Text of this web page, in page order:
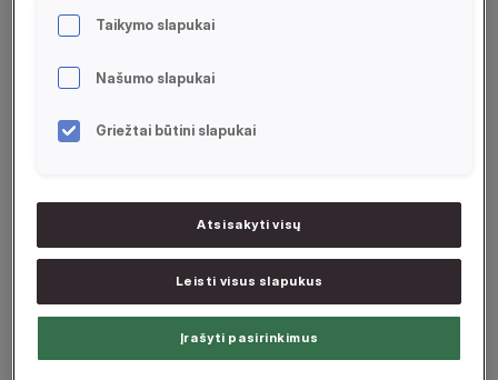
vyrams, 60 tabl.
Imunitetui
Protinei veiklai
Aukštos kokybės Danijos ekspertų sukurtas 22 vitaminų ir
Livol produktai pagaminti taikant pažangią EC
specialiu sluoksniu, kuris apsaugo nuo skrandžio rūgšties
Taikymo slapukai
Našumo slapukai
Griežtai būtini slapukai
Atsisakyti visų
Leisti visus slapukus
Įrašyti pasirinkimus